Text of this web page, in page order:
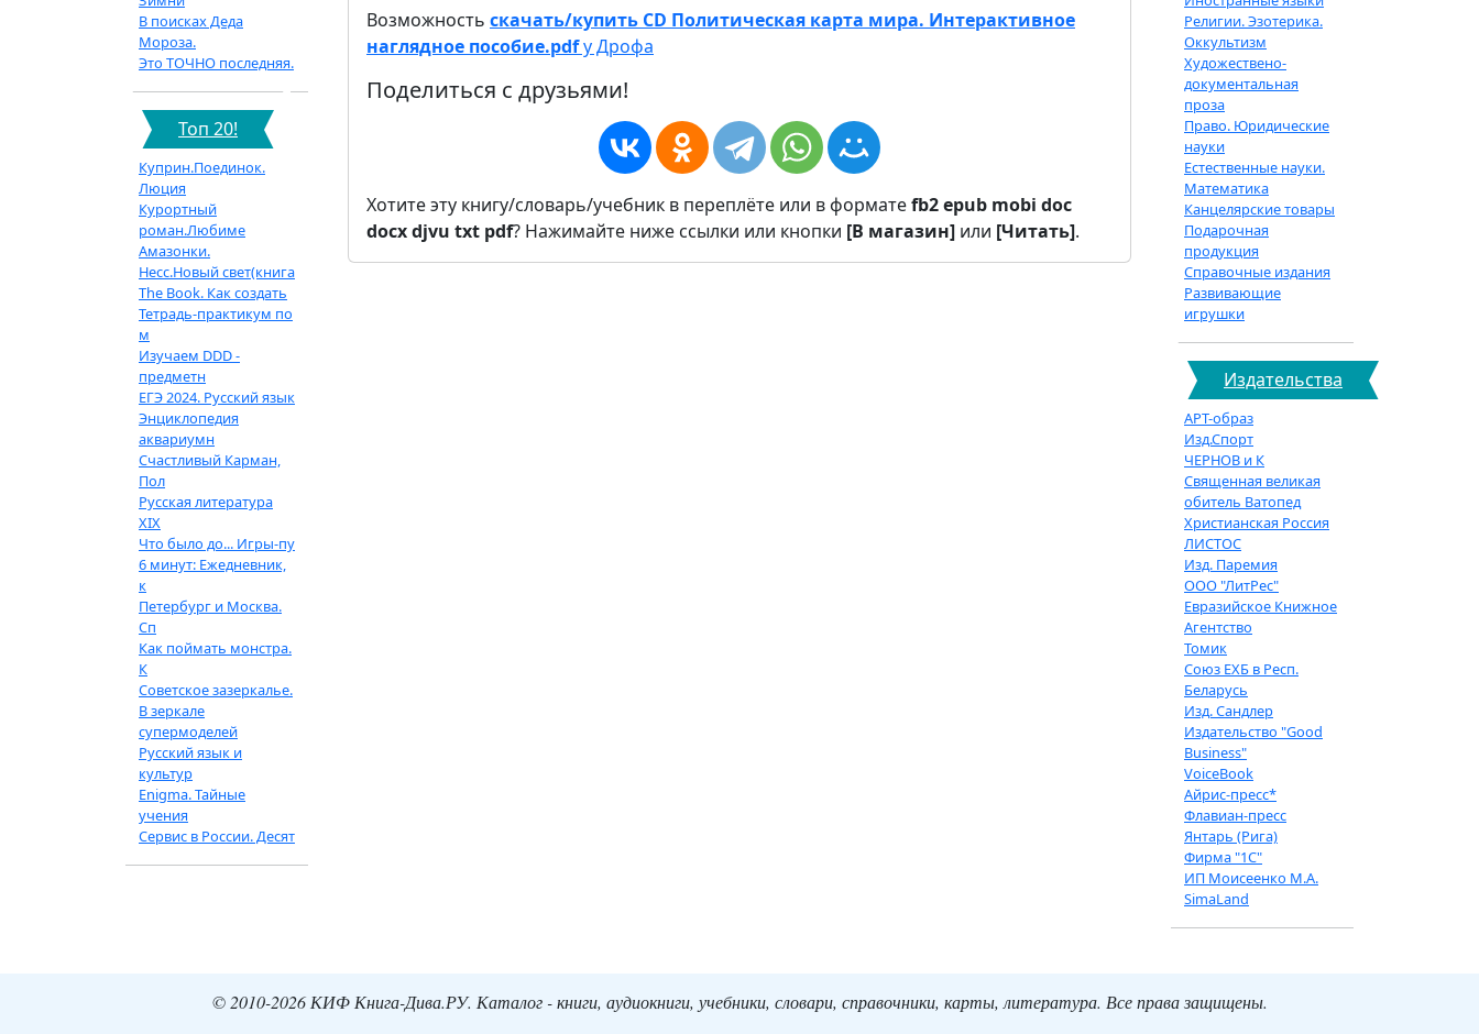
В поисках Деда
Мороза.
Это ТОЧНО последняя.
Топ 20!
Куприн.Поединок.
Люция
Курортный
роман.Любиме
Амазонки.
Несс.Новый свет(книга
The Book. Как создать
Тетрадь-практикум по
м
Изучаем DDD -
предметн
ЕГЭ 2024. Русский язык
Энциклопедия
аквариумн
Счастливый Карман,
Пол
Русская литература
XIX
Что было до... Игры-пу
6 минут: Ежедневник,
к
Петербург и Москва.
Сп
Как поймать монстра.
К
Советское зазеркалье.
В зеркале
супермоделей
Русский язык и
культур
Enigma. Тайные
учения
Сервис в России. Десят
Возможность скачать/купить CD Политическая карта мира. Интерактивное
наглядное пособие.pdfу Дрофа
Поделиться с друзьями!
Хотите эту книгу/словарь/учебник в переплёте или в форматеfb2epub mobi doc
docxdjvu txt pdf? Нажимайте ниже ссылки или кнопки [В магазин] или [Читать].
Религии. Эзотерика.
Оккультизм
Художествено-
документальная
проза
Право. Юридические
науки
Естественные науки.
Математика
Канцелярские товары
Подарочная
продукция
Справочные издания
Развивающие
игрушки
Издательства
АРТ-образ
Изд.Спорт
ЧЕРНОВ и К
Священная великая
обитель Ватопед
Христианская Россия
ЛИСТОС
Изд. Паремия
ООО "ЛитРес"
Евразийское Книжное
Агентство
Томик
Союз ЕХБ в Респ.
Беларусь
Изд. Сандлер
Издательство "Good
Business"
VoiceBook
Айрис-пресс*
Флавиан-пресс
Янтарь (Рига)
Фирма "1С"
ИП Моисеенко М.А.
SimaLand
© 2010-2026 КИФ Книга-Дива.РУ. Каталог - книги, аудиокниги, учебники, словари, справочники, карты, литература. Все права защищены.